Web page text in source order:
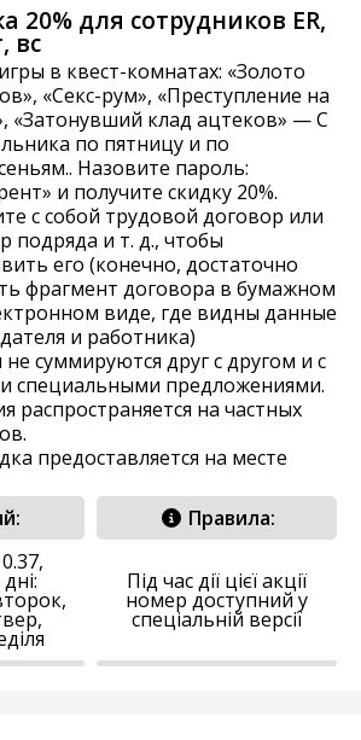
20% для сотрудников ER,
вс
в квест-комнатах: «Золото
«Секс-рум», «Преступление на
«Затонувший клад ацтеков» — С
по пятницу и по
Назовите пароль:
и получите скидку 20%.
с собой трудовой договор или
подряда и т. д., чтобы
его (конечно, достаточно
фрагмент договора в бумажном
виде, где видны данные
и работника)
суммируются друг с другом и с
специальными предложениями.
распространяется на частных
предоставляется на месте
Правила:
Під час дії цієї акції
номер доступний у
спеціальній версії